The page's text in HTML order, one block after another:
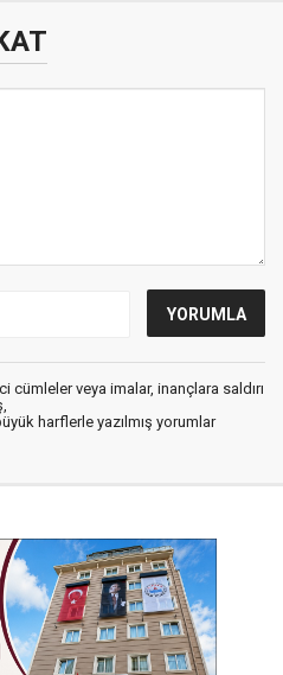
cümleler veya imalar, inançlara saldırı
harflerle yazılmış yorumlar